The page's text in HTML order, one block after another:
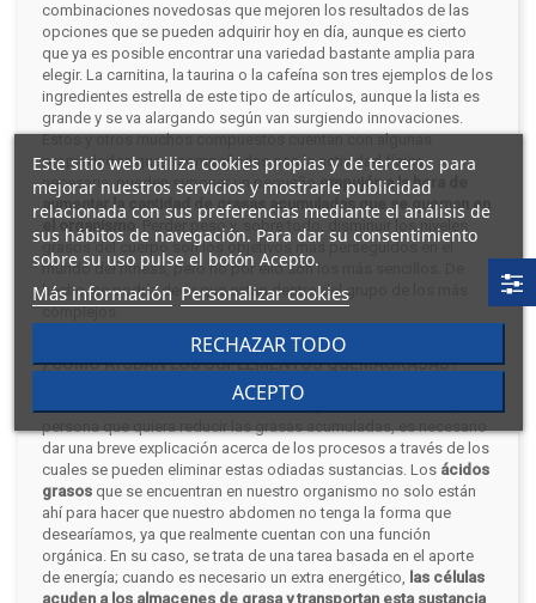
combinaciones novedosas que mejoren los resultados de las
opciones que se pueden adquirir hoy en día, aunque es cierto
que ya es posible encontrar una variedad bastante amplia para
elegir. La carnitina, la taurina o la cafeína son tres ejemplos de los
ingredientes estrella de este tipo de artículos, aunque la lista es
grande y se va alargando según van surgiendo innovaciones.
Estos y otros muchos compuestos cuentan con algunas
propiedades que, acompañadas con la actividad física
necesaria, pueden suponer un pequeñoempujón a la hora de
aumentar la cantidad de grasas acumuladas que se queman en
el organismo . Perder peso y, sobre todo, disminuir los niveles
grasos del cuerpo son los objetivos más perseguidos en el
mundo del fitness, pero no por ello son los más sencillos. De
hecho, se podría decir que están dentro del grupo de los más
complejos.
¿CÓMO AYUDAN LOS SUPLEMENTOS QUEMAGRASAS?
Para comprender las dificultades a las que se enfrenta cualquier
persona que quiera reducir las grasas acumuladas, es necesario
dar una breve explicación acerca de los procesos a través de los
cuales se pueden eliminar estas odiadas sustancias. Los ácidos
grasos que se encuentran en nuestro organismo no solo están
ahí para hacer que nuestro abdomen no tenga la forma que
desearíamos, ya que realmente cuentan con una función
orgánica. En su caso, se trata de una tarea basada en el aporte
de energía; cuando es necesario un extra energético, las células
acuden a los almacenes de grasa y transportan esta sustancia
Este sitio web utiliza cookies propias y de terceros para
mejorar nuestros servicios y mostrarle publicidad
relacionada con sus preferencias mediante el análisis de
sus hábitos de navegación. Para dar su consentimiento
sobre su uso pulse el botón Acepto.
Más información Personalizar cookies
RECHAZAR TODO
ACEPTO